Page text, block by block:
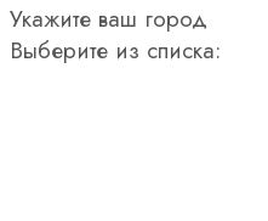
Укажите ваш город
Выберите из списка: